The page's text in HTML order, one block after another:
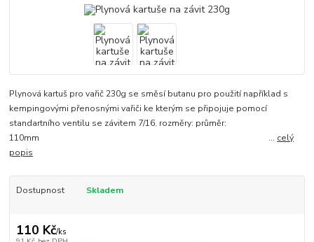
Plynová kartuš pro vařič 230g se směsí butanu pro použití například s
kempingovými přenosnými vařiči ke kterým se připojuje pomocí
standartního ventilu se závitem 7/16. rozměry: průměr:
110mm ... celý
popis
Dostupnost Skladem
110 Kč/ks